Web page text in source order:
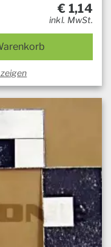
€ 1,14
inkl. MwSt.